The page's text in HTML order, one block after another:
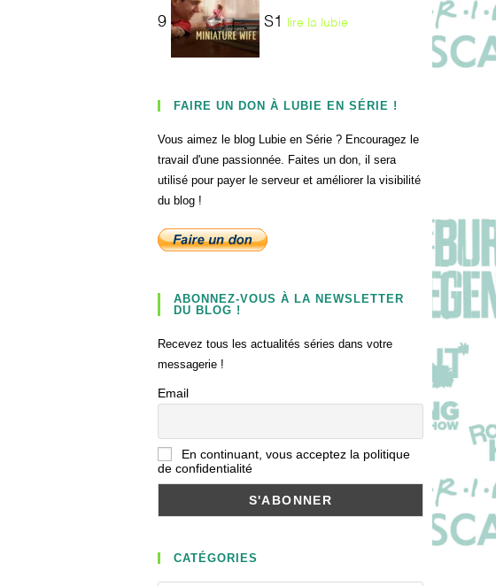
9 S1 lire la lubie
FAIRE UN DON À LUBIE EN SÉRIE !
Vous aimez le blog Lubie en Série ? Encouragez le
travail d'une passionnée. Faites un don, il sera
utilisé pour payer le serveur et améliorer la visibilité
du blog !
ABONNEZ-VOUS À LA NEWSLETTER
DU BLOG !
Recevez tous les actualités séries dans votre
messagerie !
Email
En continuant, vous acceptez la politique
de confidentialité
CATÉGORIES